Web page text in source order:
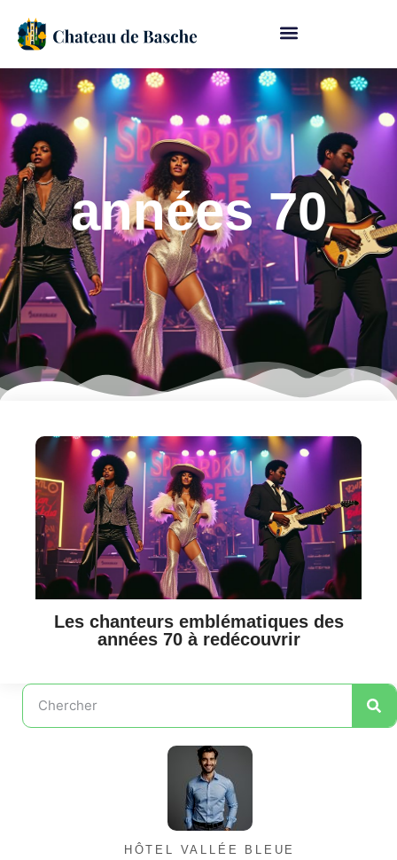
années 70
Les chanteurs emblématiques des
années 70 à redécouvrir
HÔTEL VALLÉE BLEUE